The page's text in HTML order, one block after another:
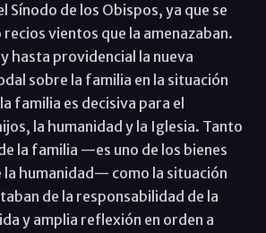
Sínodo de los Obispos, ya que se
vientos que la amenazaban.
hasta providencial la nueva
sobre la familia en la situación
familia es decisiva para el
la humanidad y la Iglesia. Tanto
la familia —es uno de los bienes
la humanidad— como la situación
de la responsabilidad de la
y amplia reflexión en orden a